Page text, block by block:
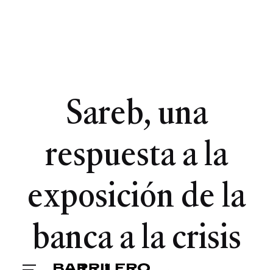
Sareb, una
respuesta a la
exposición de la
banca a la crisis